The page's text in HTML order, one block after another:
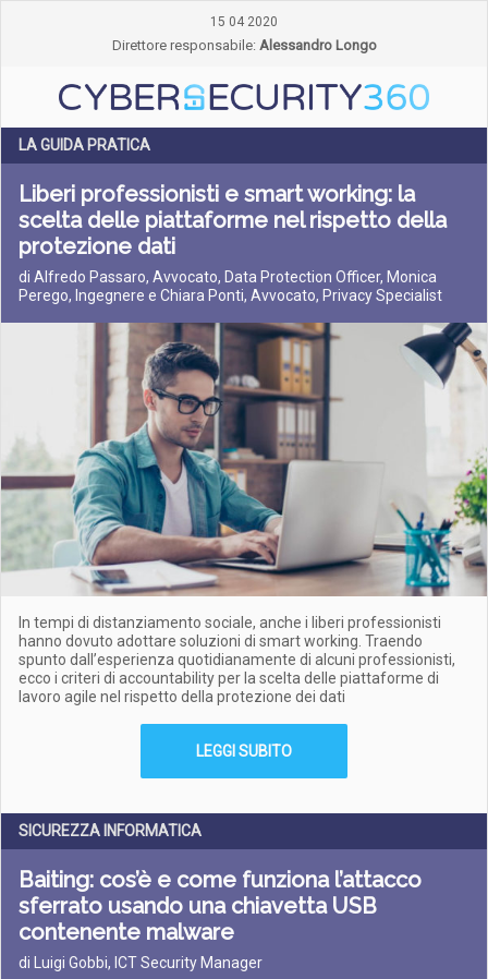
15 04 2020
Direttore responsabile: Alessandro Longo
LA GUIDA PRATICA
Liberi professionisti e smart working: la
scelta delle piattaforme nel rispetto della
protezione dati
di Alfredo Passaro, Avvocato, Data Protection Officer, Monica
Perego, Ingegnere e Chiara Ponti, Avvocato, Privacy Specialist
In tempi di distanziamento sociale, anche i liberi professionisti
hanno dovuto adottare soluzioni di smart working. Traendo
spunto dall’esperienza quotidianamente di alcuni professionisti,
ecco i criteri di accountability per la scelta delle piattaforme di
lavoro agile nel rispetto della protezione dei dati
LEGGI SUBITO
SICUREZZA INFORMATICA
Baiting: cos’è e come funziona l’attacco
sferrato usando una chiavetta USB
contenente malware
di Luigi Gobbi, ICT Security Manager